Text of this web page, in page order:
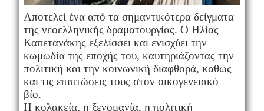
Αποτελεί ένα από τα σημαντικότερα δείγματα
της νεοελληνικής δραματουργίας. Ο Ηλίας
Καπετανάκης εξελίσσει και ενισχύει την
κωμωδία της εποχής του, καυτηριάζοντας την
πολιτική και την κοινωνική διαφθορά, καθώς
και τις επιπτώσεις τους στον οικογενειακό
βίο.
Η κολακεία, η ξενομανία, η πολιτική